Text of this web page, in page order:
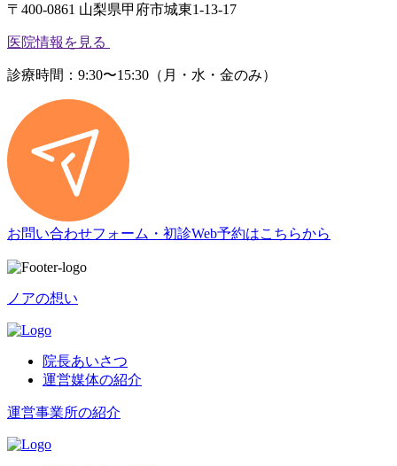
〒400-0861 山梨県甲府市城東1-13-17
医院情報を見る
診療時間：9:30〜15:30（月・水・金のみ）
お問い合わせフォーム・初診Web予約はこちらから
ノアの想い
院長あいさつ
運営媒体の紹介
運営事業所の紹介